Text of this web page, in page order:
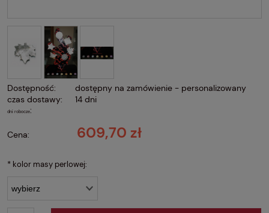
Dostępność:
dostępny na zamówienie - personalizowany
czas dostawy:
dni robocze:
14 dni
Cena: 609,70 zł
* kolor masy perlowej: